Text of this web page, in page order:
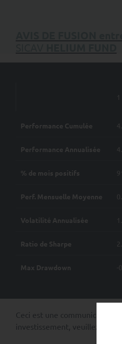
Performance Cumulée
Performance Annualisée
% de mois positifs
Perf. Mensuelle Moyenne
Volatilité Annualisée
Ratio de Sharpe
Max Drawdown -
Ceci est une communication
investissement, veuillez